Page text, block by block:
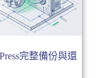
完整備份與還